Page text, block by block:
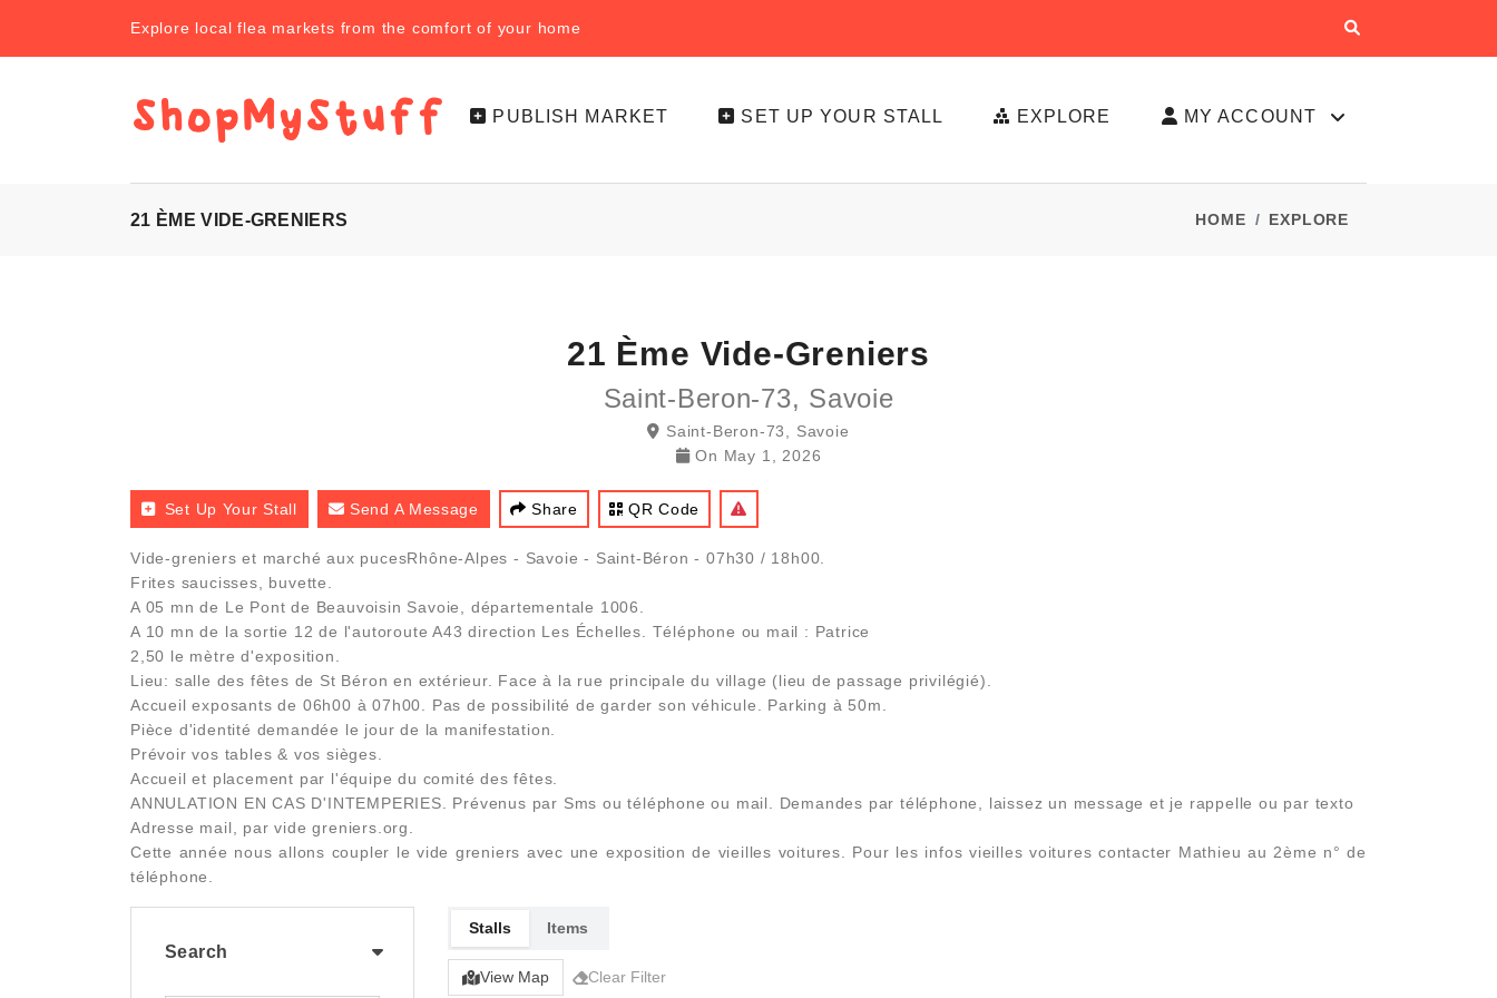
Explore local flea markets from the comfort of your home
PUBLISH MARKET SET UP YOUR STALL EXPLORE MY ACCOUNT
21 ÈME VIDE-GRENIERS HOME EXPLORE
21 Ème Vide-Greniers
Saint-Beron-73, Savoie
Saint-Beron-73, Savoie
On May 1, 2026
Set Up Your Stall Send A Message Share QR Code
Vide-greniers et marché aux pucesRhône-Alpes - Savoie - Saint-Béron - 07h30 / 18h00.
Frites saucisses, buvette.
A 05 mn de Le Pont de Beauvoisin Savoie, départementale 1006.
A 10 mn de la sortie 12 de l'autoroute A43 direction Les Échelles. Téléphone ou mail : Patrice
2,50 le mètre d'exposition.
Lieu: salle des fêtes de St Béron en extérieur. Face à la rue principale du village (lieu de passage privilégié).
Accueil exposants de 06h00 à 07h00. Pas de possibilité de garder son véhicule. Parking à 50m.
Pièce d'identité demandée le jour de la manifestation.
Prévoir vos tables & vos sièges.
Accueil et placement par l'équipe du comité des fêtes.
ANNULATION EN CAS D'INTEMPERIES. Prévenus par Sms ou téléphone ou mail. Demandes par téléphone, laissez un message et je rappelle ou par texto
Adresse mail, par vide greniers.org.
Cette année nous allons coupler le vide greniers avec une exposition de vieilles voitures. Pour les infos vieilles voitures contacter Mathieu au 2ème n° de
téléphone.
Search
Stalls Items
View Map Clear Filter